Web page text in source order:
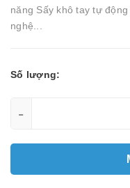
năng Sấy khô tay tự
nghệ...
Số lượng:
-